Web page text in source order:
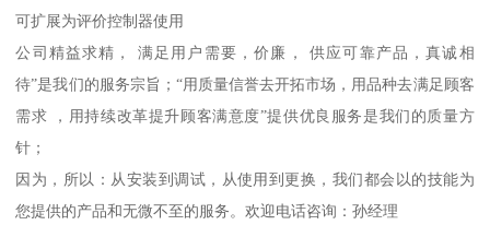
可扩展为评价控制器使用
公司精益求精， 满足用户需要，价廉， 供应可靠产品，真诚相
待”是我们的服务宗旨；“用质量信誉去开拓市场，用品种去满足顾客
需求 ，用持续改革提升顾客满意度”提供优良服务是我们的质量方
针；
因为，所以：从安装到调试，从使用到更换，我们都会以的技能为
您提供的产品和无微不至的服务。欢迎电话咨询：孙经理